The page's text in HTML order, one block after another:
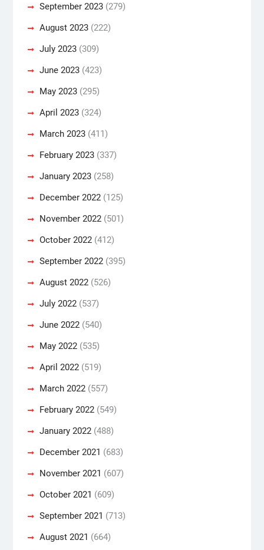
September 2023(279)
August 2023(222)
July 2023(309)
June 2023(423)
May 2023(295)
April 2023(324)
March 2023(411)
February 2023(337)
January 2023(258)
December 2022(125)
November 2022(501)
October 2022(412)
September 2022(395)
August 2022(526)
July 2022(537)
June 2022(540)
May 2022(535)
April 2022(519)
March 2022(557)
February 2022(549)
January 2022(488)
December 2021 (683)
November 2021 (607)
October 2021 (609)
September 2021 (713)
August 2021 (664)